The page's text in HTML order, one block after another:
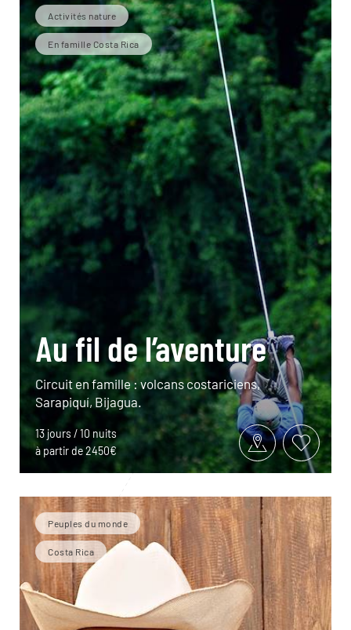
Activités nature
En famille Costa Rica
Au fil de l’aventure
Circuit en famille : volcans costariciens,
Sarapiquí, Bijagua.
13 jours / 10 nuits
à partir de 2450€
Peuples du monde
Costa Rica